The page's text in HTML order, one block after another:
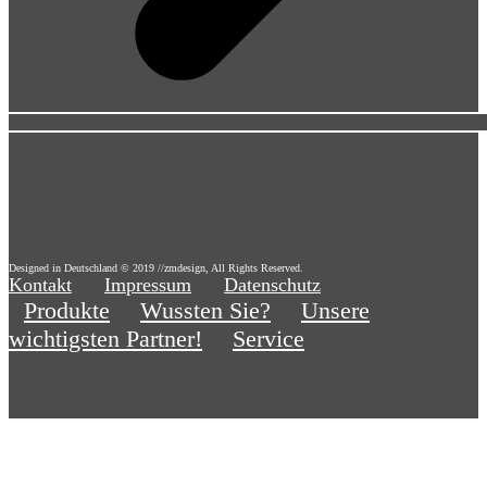
Designed in Deutschland © 2019 //zmdesign, All Rights Reserved.
Kontakt Impressum Datenschutz
Produkte Wussten Sie?
Unsere
wichtigsten Partner!
Service